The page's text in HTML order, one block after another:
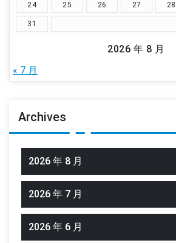
2026 年 8 月
24 25 26 27 28
31
« 7 月
Archives
2026 年 8 月
2026 年 7 月
2026 年 6 月